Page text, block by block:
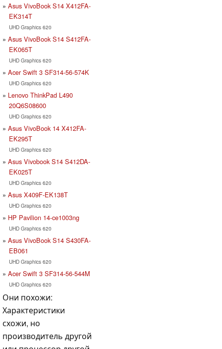
Asus VivoBook S14 X412FA-
EK314T
UHD Graphics 620
Asus VivoBook S14 S412FA-
EK065T
UHD Graphics 620
Acer Swift 3 SF314-56-574K
UHD Graphics 620
Lenovo ThinkPad L490
20Q6S08600
UHD Graphics 620
Asus VivoBook 14 X412FA-
EK295T
UHD Graphics 620
Asus Vivobook S14 S412DA-
EK025T
UHD Graphics 620
Asus X409F-EK138T
UHD Graphics 620
HP Pavilion 14-ce1003ng
UHD Graphics 620
Asus VivoBook S14 S430FA-
EB061
UHD Graphics 620
Acer Swift 3 SF314-56-544M
UHD Graphics 620
Они похожи:
Характеристики
схожи, но
производитель другой